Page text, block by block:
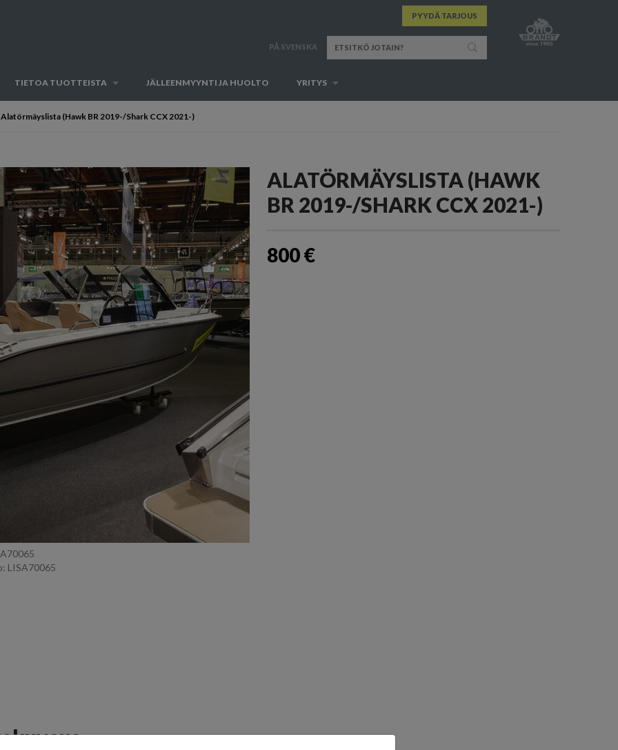
PYYDÄ TARJOUS
PÅ SVENSKA
TIETOA TUOTTEISTA JÄLLEENMYYNTI JA HUOLTO YRITYS
Alatörmäyslista (Hawk BR 2019-/Shark CCX 2021-)
LISA70065
ALATÖRMÄYSLISTA (HAWK
BR 2019-/SHARK CCX 2021-)
800 €